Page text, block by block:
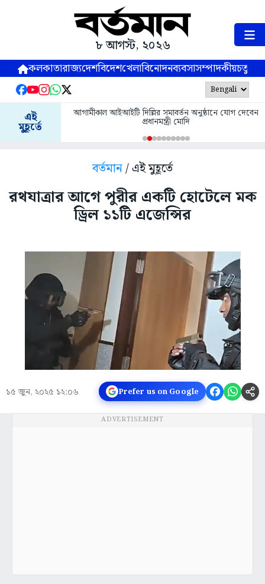
৮ আগস্ট, ২০২৬
কলকাতারাজ্যদেশবিদেশখেলাবিনোদনব্যবসাসম্পাদকীয়
এই
মুহূর্তে
আগামীকাল আইআইটি দিল্লির সমাবর্তন অনুষ্ঠানে যোগ দেবেন
প্রধানমন্ত্রী মোদি
বর্তমান/ এই মুহূর্তে
রথযাত্রার আগে পুরীর একটি হোটেলে মক
ড্রিল ১১টি এজেন্সির
১৫ জুন, ২০২৫ ১২:০৬ Prefer us on Google
ADVERTISEMENT